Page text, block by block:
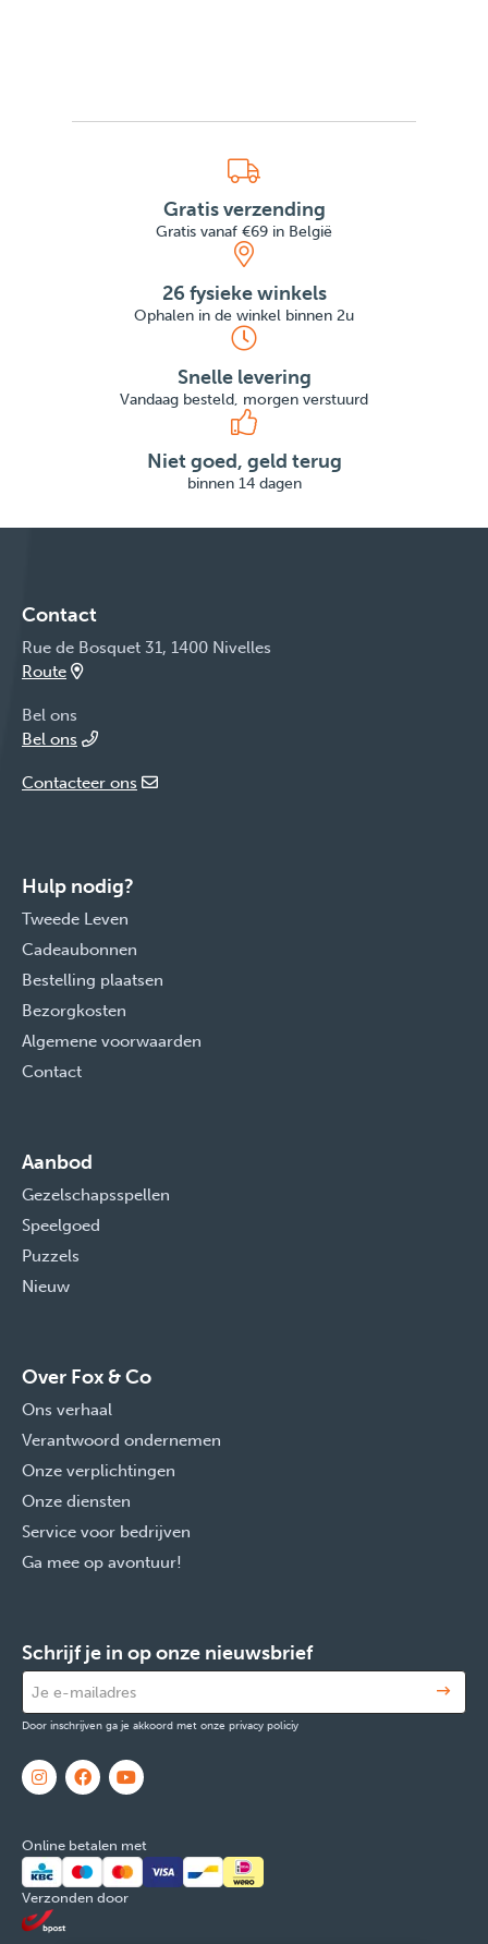
Gratis verzending
Gratis vanaf €69 in België
26 fysieke winkels
Ophalen in de winkel binnen 2u
Snelle levering
Vandaag besteld, morgen verstuurd
Niet goed, geld terug
binnen 14 dagen
Contact
Rue de Bosquet 31, 1400 Nivelles
Route
Bel ons
Bel ons
Contacteer ons
Hulp nodig?
Tweede Leven
Cadeaubonnen
Bestelling plaatsen
Bezorgkosten
Algemene voorwaarden
Contact
Aanbod
Gezelschapsspellen
Speelgoed
Puzzels
Nieuw
Over Fox & Co
Ons verhaal
Verantwoord ondernemen
Onze verplichtingen
Onze diensten
Service voor bedrijven
Ga mee op avontuur!
Schrijf je in op onze nieuwsbrief
Door inschrijven ga je akkoord met onze privacy policiy
Online betalen met
Verzonden door